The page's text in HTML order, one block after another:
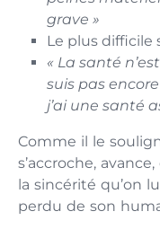
grave »
Le plus difficile
« La santé
suis pas
j’ai une santé
Comme il le
s’accroche,
la sincérité qu’on
perdu de son